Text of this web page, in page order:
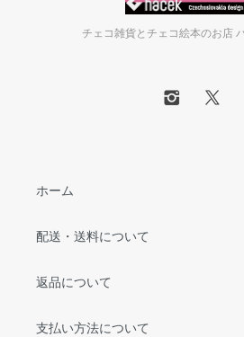
チェコ雑貨とチェコ絵本のお店
ホーム
配送・送料について
返品について
支払い方法について